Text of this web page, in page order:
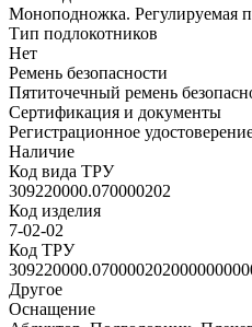
Моноподножка. Регулируемая
Тип подлокотников
Нет
Ремень безопасности
Пятиточечный ремень
Сертификация и документы
Регистрационное
Наличие
Код вида ТРУ
309220000.070000202
Код изделия
7-02-02
Код ТРУ
Другое
Оснащение